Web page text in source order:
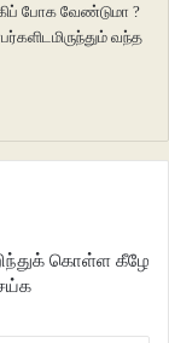
போக வேண்டுமா ?
வந்த
கொள்ள கீழே